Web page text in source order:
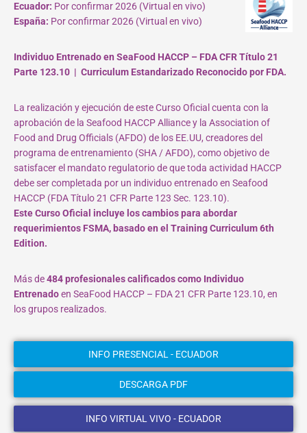
Ecuador: Por confirmar 2026 (Virtual en vivo)
España: Por confirmar 2026 (Virtual en vivo)
Individuo Entrenado en SeaFood HACCP – FDA CFR Título 21
Parte 123.10 | Curriculum Estandarizado Reconocido por FDA.
La realización y ejecución de este Curso Oficial cuenta con la
aprobación de la Seafood HACCP Alliance y la Association of
Food and Drug Officials (AFDO) de los EE.UU, creadores del
programa de entrenamiento (SHA / AFDO), como objetivo de
satisfacer el mandato regulatorio de que toda actividad HACCP
debe ser completada por un individuo entrenado en Seafood
HACCP (FDA Título 21 CFR Parte 123 Sec. 123.10).
Este Curso Oficial incluye los cambios para abordar
requerimientos FSMA, basado en el Training Curriculum 6th
Edition.
Más de484 profesionales calificados como Individuo
Entrenadoen SeaFood HACCP – FDA 21 CFR Parte 123.10, en
los grupos realizados.
INFO PRESENCIAL - ECUADOR
DESCARGA PDF
INFO VIRTUAL VIVO - ECUADOR